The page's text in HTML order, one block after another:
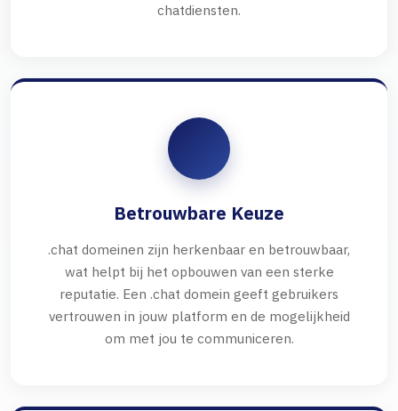
chatdiensten.
Betrouwbare Keuze
.chat domeinen zijn herkenbaar en betrouwbaar,
wat helpt bij het opbouwen van een sterke
reputatie. Een .chat domein geeft gebruikers
vertrouwen in jouw platform en de mogelijkheid
om met jou te communiceren.